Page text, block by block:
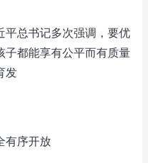
总书记多次强调，要优
子都能享有公平而有质量
发